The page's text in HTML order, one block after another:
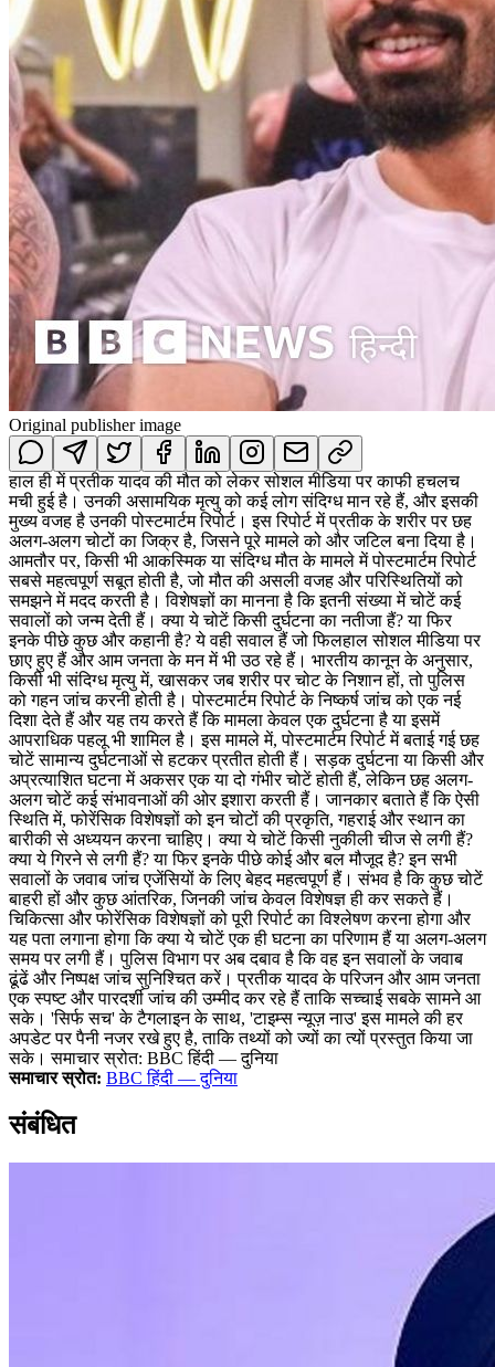
Original publisher image
हाल ही में प्रतीक यादव की मौत को लेकर सोशल मीडिया पर काफी हचलच
मची हुई है। उनकी असामयिक मृत्यु को कई लोग संदिग्ध मान रहे हैं, और इसकी
मुख्य वजह है उनकी पोस्टमार्टम रिपोर्ट। इस रिपोर्ट में प्रतीक के शरीर पर छह
अलग-अलग चोटों का जिक्र है, जिसने पूरे मामले को और जटिल बना दिया है।
आमतौर पर, किसी भी आकस्मिक या संदिग्ध मौत के मामले में पोस्टमार्टम रिपोर्ट
सबसे महत्वपूर्ण सबूत होती है, जो मौत की असली वजह और परिस्थितियों को
समझने में मदद करती है। विशेषज्ञों का मानना है कि इतनी संख्या में चोटें कई
सवालों को जन्म देती हैं। क्या ये चोटें किसी दुर्घटना का नतीजा हैं? या फिर
इनके पीछे कुछ और कहानी है? ये वही सवाल हैं जो फिलहाल सोशल मीडिया पर
छाए हुए हैं और आम जनता के मन में भी उठ रहे हैं। भारतीय कानून के अनुसार,
किसी भी संदिग्ध मृत्यु में, खासकर जब शरीर पर चोट के निशान हों, तो पुलिस
को गहन जांच करनी होती है। पोस्टमार्टम रिपोर्ट के निष्कर्ष जांच को एक नई
दिशा देते हैं और यह तय करते हैं कि मामला केवल एक दुर्घटना है या इसमें
आपराधिक पहलू भी शामिल है। इस मामले में, पोस्टमार्टम रिपोर्ट में बताई गई छह
चोटें सामान्य दुर्घटनाओं से हटकर प्रतीत होती हैं। सड़क दुर्घटना या किसी और
अप्रत्याशित घटना में अकसर एक या दो गंभीर चोटें होती हैं, लेकिन छह अलग-
अलग चोटें कई संभावनाओं की ओर इशारा करती हैं। जानकार बताते हैं कि ऐसी
स्थिति में, फोरेंसिक विशेषज्ञों को इन चोटों की प्रकृति, गहराई और स्थान का
बारीकी से अध्ययन करना चाहिए। क्या ये चोटें किसी नुकीली चीज से लगी हैं?
क्या ये गिरने से लगी हैं? या फिर इनके पीछे कोई और बल मौजूद है? इन सभी
सवालों के जवाब जांच एजेंसियों के लिए बेहद महत्वपूर्ण हैं। संभव है कि कुछ चोटें
बाहरी हों और कुछ आंतरिक, जिनकी जांच केवल विशेषज्ञ ही कर सकते हैं।
चिकित्सा और फोरेंसिक विशेषज्ञों को पूरी रिपोर्ट का विश्लेषण करना होगा और
यह पता लगाना होगा कि क्या ये चोटें एक ही घटना का परिणाम हैं या अलग-अलग
समय पर लगी हैं। पुलिस विभाग पर अब दबाव है कि वह इन सवालों के जवाब
ढूंढें और निष्पक्ष जांच सुनिश्चित करें। प्रतीक यादव के परिजन और आम जनता
एक स्पष्ट और पारदर्शी जांच की उम्मीद कर रहे हैं ताकि सच्चाई सबके सामने आ
सके। 'सिर्फ सच' के टैगलाइन के साथ, 'टाइम्स न्यूज़ नाउ' इस मामले की हर
अपडेट पर पैनी नजर रखे हुए है, ताकि तथ्यों को ज्यों का त्यों प्रस्तुत किया जा
सके। समाचार स्रोत: BBC हिंदी — दुनिया
समाचार स्रोत: BBC हिंदी — दुनिया
संबंधित